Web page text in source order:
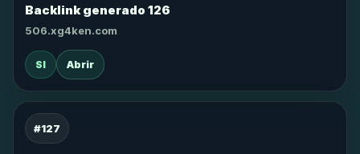
Backlink generado 126
506.xg4ken.com
SI Abrir
#127